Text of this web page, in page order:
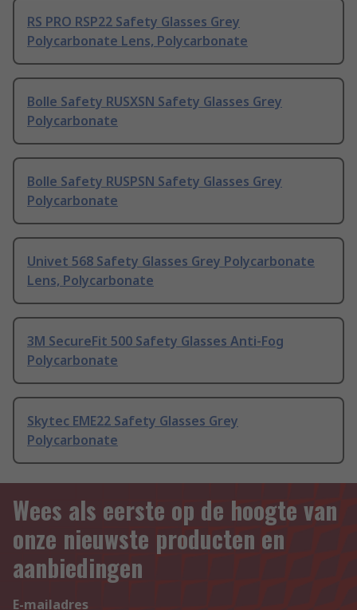
RS PRO RSP22 Safety Glasses Grey
Polycarbonate Lens, Polycarbonate
Bolle Safety RUSXSN Safety Glasses Grey
Polycarbonate
Bolle Safety RUSPSN Safety Glasses Grey
Polycarbonate
Univet 568 Safety Glasses Grey Polycarbonate
Lens, Polycarbonate
3M SecureFit 500 Safety Glasses Anti-Fog
Polycarbonate
Skytec EME22 Safety Glasses Grey
Polycarbonate
Wees als eerste op de hoogte van
onze nieuwste producten en
aanbiedingen
E-mailadres